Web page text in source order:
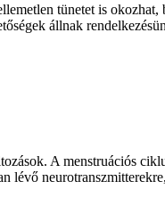
tünetet is
állnak
A menstruációs
lévő